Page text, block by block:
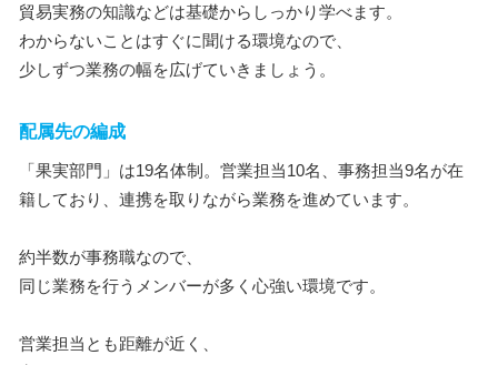
貿易実務の知識などは基礎からしっかり学べます。
わからないことはすぐに聞ける環境なので、
少しずつ業務の幅を広げていきましょう。
配属先の編成
「果実部門」は19名体制。営業担当10名、事務担当9名が在
籍しており、連携を取りながら業務を進めています。
約半数が事務職なので、
同じ業務を行うメンバーが多く心強い環境です。
営業担当とも距離が近く、